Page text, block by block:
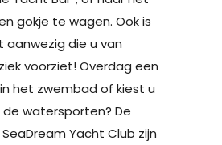
gokje te wagen. Ook is
aanwezig die u van
voorziet! Overdag een
het zwembad of kiest u
watersporten? De
Yacht Club zijn